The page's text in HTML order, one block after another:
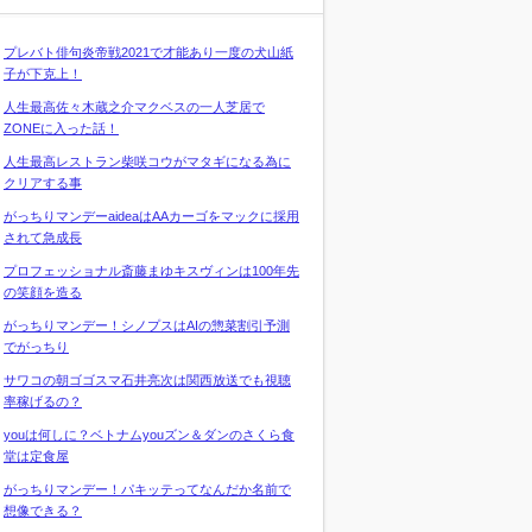
プレバト俳句炎帝戦2021で才能あり一度の犬山紙
子が下克上！
人生最高佐々木蔵之介マクベスの一人芝居で
ZONEに入った話！
人生最高レストラン柴咲コウがマタギになる為に
クリアする事
がっちりマンデーaideaはAAカーゴをマックに採用
されて急成長
プロフェッショナル斎藤まゆキスヴィンは100年先
の笑顔を造る
がっちりマンデー！シノプスはAIの惣菜割引予測
でがっちり
サワコの朝ゴゴスマ石井亮次は関西放送でも視聴
率稼げるの？
youは何しに？ベトナムyouズン＆ダンのさくら食
堂は定食屋
がっちりマンデー！パキッテってなんだか名前で
想像できる？